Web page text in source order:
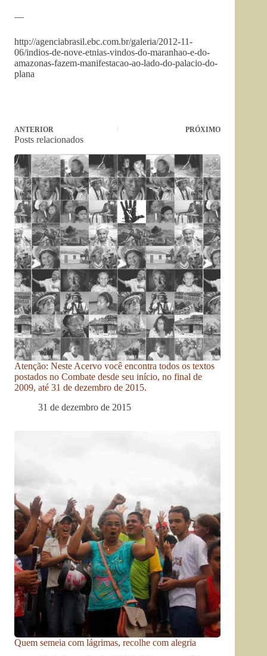
—
http://agenciabrasil.ebc.com.br/galeria/2012-11-
06/indios-de-nove-etnias-vindos-do-maranhao-e-do-
amazonas-fazem-manifestacao-ao-lado-do-palacio-do-
plana
ANTERIOR PRÓXIMO
Posts relacionados
Atenção: Neste Acervo você encontra todos os textos
postados no Combate desde seu início, no final de
2009, até 31 de dezembro de 2015.
31 de dezembro de 2015
Quem semeia com lágrimas, recolhe com alegria